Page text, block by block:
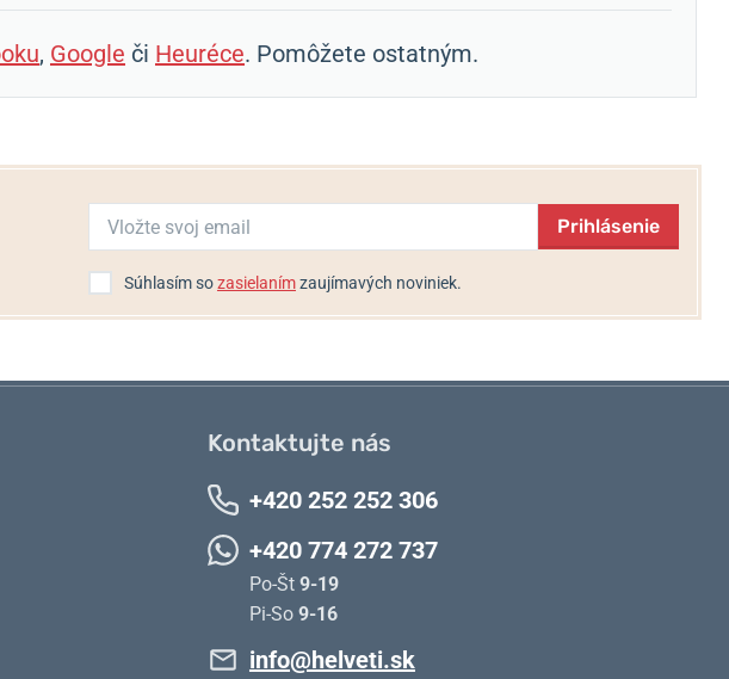
, Google či Heuréce. Pomôžete ostatným.
Prihlásenie
Súhlasím sozasielanímzaujímavých noviniek.
Kontaktujte nás
+420 252 252 306
+420 774 272 737
Po-Št 9-19
Pi-So 9-16
info@helveti.sk